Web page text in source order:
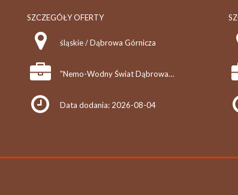
SZCZEGÓŁY OFERTY
śląskie / Dąbrowa Górnicza
"Nemo-Wodny Świat Dąbrowa Górnicza" Sp. z o.o.
Data dodania: 2026-08-04